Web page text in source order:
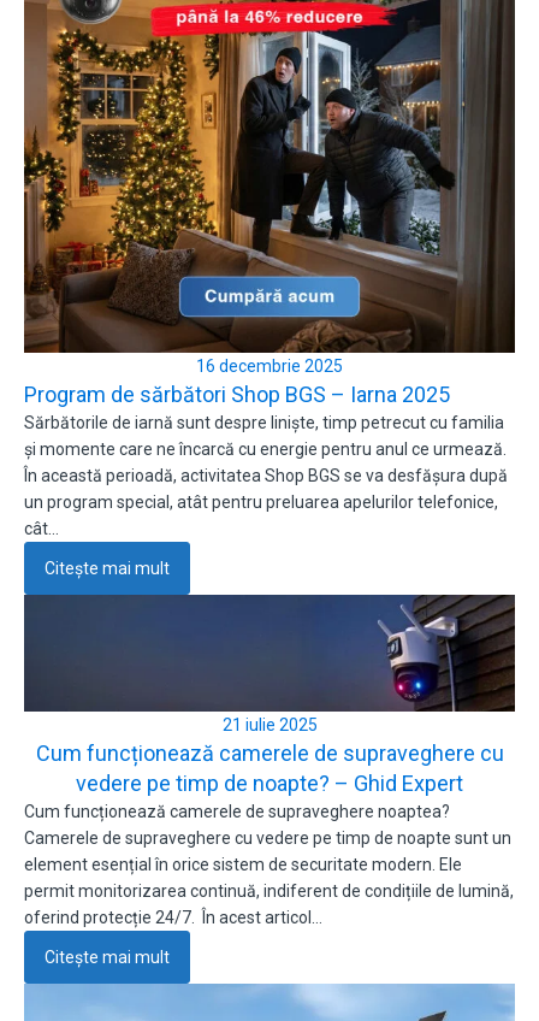
16 decembrie 2025
Program de sărbători Shop BGS – Iarna 2025
Sărbătorile de iarnă sunt despre liniște, timp petrecut cu familia
și momente care ne încarcă cu energie pentru anul ce urmează.
În această perioadă, activitatea Shop BGS se va desfășura după
un program special, atât pentru preluarea apelurilor telefonice,
cât…
Citește mai mult
21 iulie 2025
Cum funcționează camerele de supraveghere cu
vedere pe timp de noapte? – Ghid Expert
Cum funcționează camerele de supraveghere noaptea?
Camerele de supraveghere cu vedere pe timp de noapte sunt un
element esențial în orice sistem de securitate modern. Ele
permit monitorizarea continuă, indiferent de condițiile de lumină,
oferind protecție 24/7. În acest articol…
Citește mai mult